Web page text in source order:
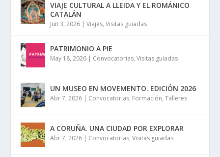
VIAJE CULTURAL A LLEIDA Y EL ROMÁNICO
CATALÁN
Jun 3, 2026 |Viajes,Visitas guiadas
PATRIMONIO A PIE
May 18, 2026 | Convocatorias,Visitas guiadas
UN MUSEO EN MOVEMENTO. EDICIÓN 2026
Abr 7, 2026 | Convocatorias, Formación,Talleres
A CORUÑA. UNA CIUDAD POR EXPLORAR
Abr 7, 2026 | Convocatorias,Visitas guiadas